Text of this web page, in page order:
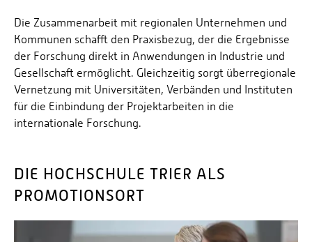
Die Zusammenarbeit mit regionalen Unternehmen und
Kommunen schafft den Praxisbezug, der die Ergebnisse
der Forschung direkt in Anwendungen in Industrie und
Gesellschaft ermöglicht. Gleichzeitig sorgt überregionale
Vernetzung mit Universitäten, Verbänden und Instituten
für die Einbindung der Projektarbeiten in die
internationale Forschung.
DIE HOCHSCHULE TRIER ALS
PROMOTIONSORT